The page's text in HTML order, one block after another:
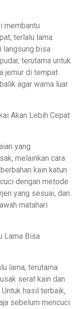
membantu
terlalu lama
langsung bisa
terutama untuk
jemur di tempat
agar warna luar
Akan Lebih Cepat
yang
melainkan cara
kain katun
dengan metode
yang sesuai, dan
matahari
Lama Bisa
lama, terutama
serat kain dan
hasil terbaik,
sebelum mencuci.